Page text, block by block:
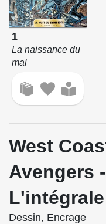
1
La naissance du
mal
West
Avengers -
L'intégrale
Dessin, Encrage